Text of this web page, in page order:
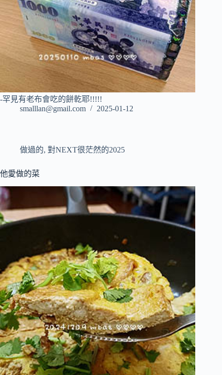
-罕見有老布會吃的餅乾耶!!!!!
smalllan@gmail.com
2025-01-12
做過的, 對NEXT很茫然的2025
他愛做的菜